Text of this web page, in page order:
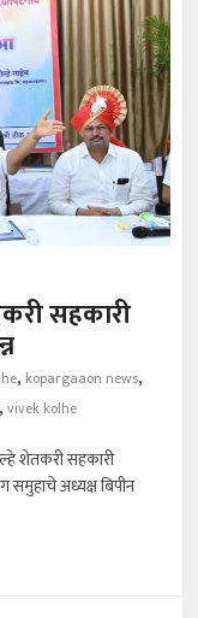
सहकारी
, kopargaaon news,
,vivek kolhe
शेतकरी सहकारी
समुहाचे अध्यक्ष बिपीन